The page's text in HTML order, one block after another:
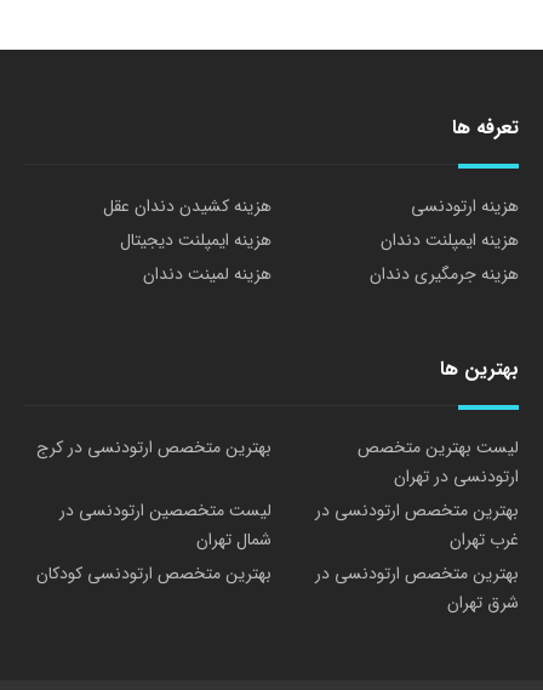
تعرفه ها
هزینه ارتودنسی
هزینه کشیدن دندان عقل
هزینه ایمپلنت دندان
هزینه ایمپلنت دیجیتال
هزینه جرمگیری دندان
هزینه لمینت دندان
بهترین ها
لیست بهترین متخصص
ارتودنسی در تهران
بهترین متخصص ارتودنسی در کرج
بهترین متخصص ارتودنسی در
غرب تهران
لیست متخصصین ارتودنسی در
شمال تهران
بهترین متخصص ارتودنسی در
شرق تهران
بهترین متخصص ارتودنسی کودکان